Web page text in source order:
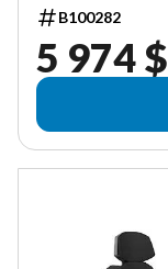
B100282
5 974 $